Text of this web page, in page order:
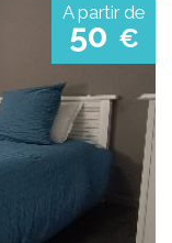
A partir de
50 €